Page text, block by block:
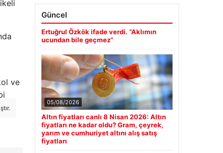
ve
Güncel
Ertuğrul Özkök ifade verdi. “Aklımın
ucundan bile geçmez”
05/08/2026
Altın fiyatları canlı 8 Nisan 2026: Altın
fiyatları ne kadar oldu? Gram, çeyrek,
yarım ve cumhuriyet altını alış satış
fiyatları